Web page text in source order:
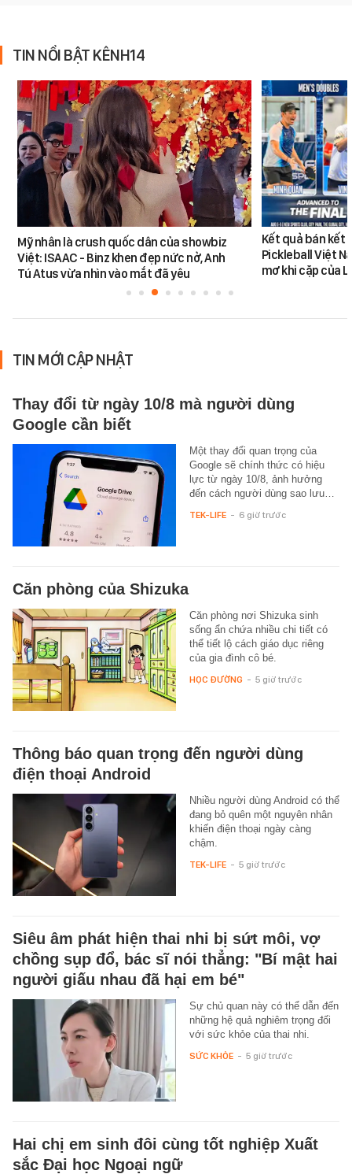
TIN NỔI BẬT KÊNH14
Mỹ nhân là crush quốc dân của showbiz
Việt: ISAAC - Binz khen đẹp nức nở, Anh
Tú Atus vừa nhìn vào mắt đã yêu
Kết quả bán kết
Pickleball Việt
mơ khi cặp của
TIN MỚI CẬP NHẬT
Thay đổi từ ngày 10/8 mà người dùng
Google cần biết
Một thay đổi quan trọng của
Google sẽ chính thức có hiệu
lực từ ngày 10/8, ảnh hưởng
đến cách người dùng sao lưu…
TEK-LIFE - 6 giờ trước
Căn phòng của Shizuka
Căn phòng nơi Shizuka sinh
sống ẩn chứa nhiều chi tiết có
thể tiết lộ cách giáo dục riêng
của gia đình cô bé.
HỌC ĐƯỜNG - 5 giờ trước
Thông báo quan trọng đến người dùng
điện thoại Android
Nhiều người dùng Android có thể
đang bỏ quên một nguyên nhân
khiến điện thoại ngày càng
chậm.
TEK-LIFE - 5 giờ trước
Siêu âm phát hiện thai nhi bị sứt môi, vợ
chồng sụp đổ, bác sĩ nói thẳng: "Bí mật hai
người giấu nhau đã hại em bé"
Sự chủ quan này có thể dẫn đến
những hệ quả nghiêm trọng đối
với sức khỏe của thai nhi.
SỨC KHỎE - 5 giờ trước
Hai chị em sinh đôi cùng tốt nghiệp Xuất
sắc Đại học Ngoại ngữ